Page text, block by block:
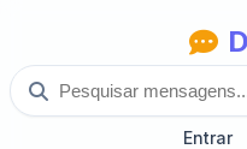
Entrar